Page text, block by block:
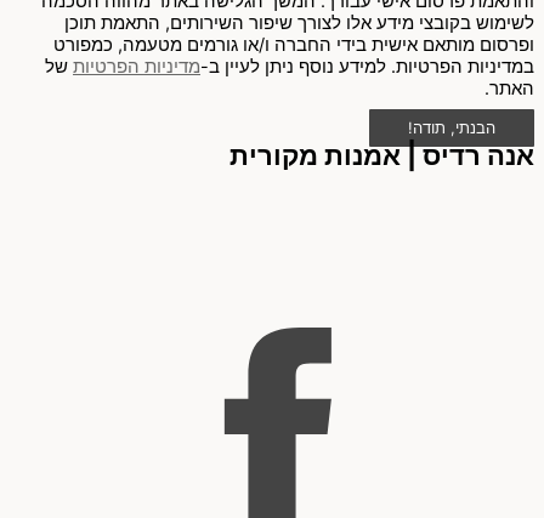
לשימוש בקובצי מידע אלו לצורך שיפור השירותים, התאמת תוכן
ופרסום מותאם אישית בידי החברה ו/או גורמים מטעמה, כמפורט
במדיניות הפרטיות. למידע נוסף ניתן לעיין ב-מדיניות הפרטיות של
האתר.
הבנתי, תודה!
אנה רדיס | אמנות מקורית